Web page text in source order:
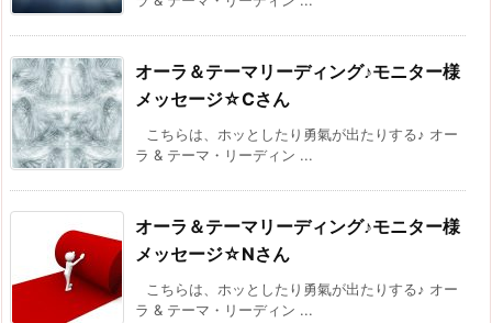
オーラ＆テーマリーディング♪モニター様
メッセージ☆Cさん
こちらは、ホッとしたり勇氣が出たりする♪ オー
ラ & テーマ・リーディン ...
オーラ＆テーマリーディング♪モニター様
メッセージ☆Nさん
こちらは、ホッとしたり勇氣が出たりする♪ オー
ラ & テーマ・リーディン ...